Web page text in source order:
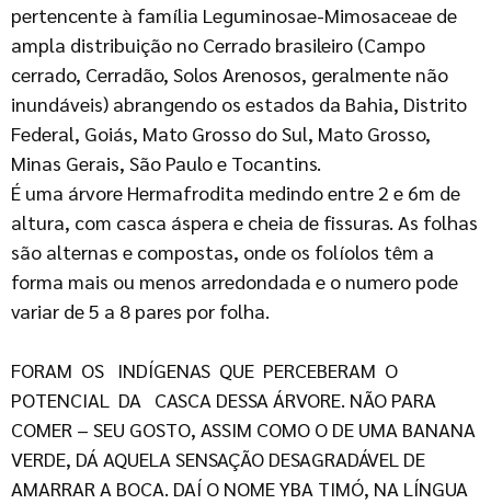
pertencente à família Leguminosae-Mimosaceae de
ampla distribuição no Cerrado brasileiro (Campo
cerrado, Cerradão, Solos Arenosos, geralmente não
inundáveis) abrangendo os estados da Bahia, Distrito
Federal, Goiás, Mato Grosso do Sul, Mato Grosso,
Minas Gerais, São Paulo e Tocantins.
É uma árvore Hermafrodita medindo entre 2 e 6m de
altura, com casca áspera e cheia de fissuras. As folhas
são alternas e compostas, onde os folíolos têm a
forma mais ou menos arredondada e o numero pode
variar de 5 a 8 pares por folha.
FORAM OS INDÍGENAS QUE PERCEBERAM O
POTENCIAL DA CASCA DESSA ÁRVORE. NÃO PARA
COMER – SEU GOSTO, ASSIM COMO O DE UMA BANANA
VERDE, DÁ AQUELA SENSAÇÃO DESAGRADÁVEL DE
AMARRAR A BOCA. DAÍ O NOME YBA TIMÓ, NA LÍNGUA